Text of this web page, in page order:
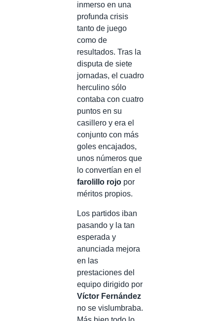
inmerso en una
profunda crisis
tanto de juego
como de
resultados. Tras la
disputa de siete
jornadas, el cuadro
herculino sólo
contaba con cuatro
puntos en su
casillero y era el
conjunto con más
goles encajados,
unos números que
lo convertían en el
farolillo rojo por
méritos propios.
Los partidos iban
pasando y la tan
esperada y
anunciada mejora
en las
prestaciones del
equipo dirigido por
Víctor Fernández
no se vislumbraba.